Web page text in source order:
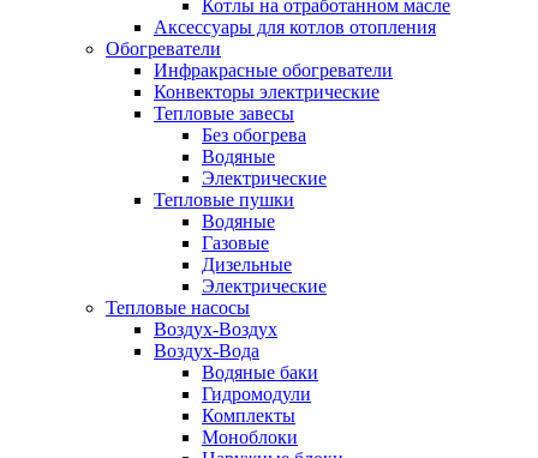
Котлы на отработанном масле
Аксессуары для котлов отопления
Обогреватели
Инфракрасные обогреватели
Конвекторы электрические
Тепловые завесы
Без обогрева
Водяные
Электрические
Тепловые пушки
Водяные
Газовые
Дизельные
Электрические
Тепловые насосы
Воздух-Воздух
Воздух-Вода
Водяные баки
Гидромодули
Комплекты
Моноблоки